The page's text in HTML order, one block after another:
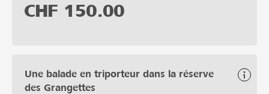
CHF 150.00
Une balade en triporteur dans la réserve
des Grangettes